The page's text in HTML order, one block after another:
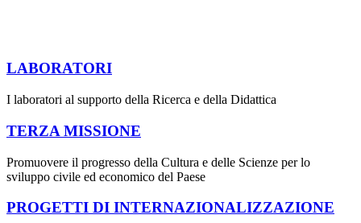
LABORATORI
I laboratori al supporto della Ricerca e della Didattica
TERZA MISSIONE
Promuovere il progresso della Cultura e delle Scienze per lo
sviluppo civile ed economico del Paese
PROGETTI DI INTERNAZIONALIZZAZIONE